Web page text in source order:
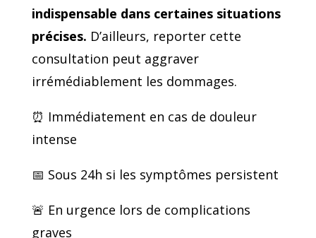
indispensable dans certaines situations
précises. D’ailleurs, reporter cette
consultation peut aggraver
irrémédiablement les dommages.
⏰ Immédiatement en cas de douleur
intense
📅 Sous 24h si les symptômes persistent
🚨 En urgence lors de complications
graves